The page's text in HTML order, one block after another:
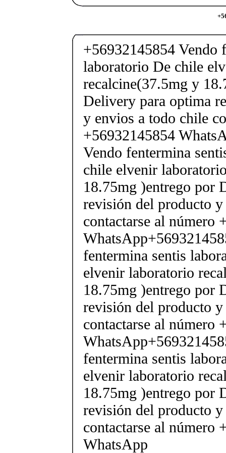
+56932145854 Vendo
laboratorio De chile
recalcine(37.5mg y
Delivery para optima
y envios a todo chile
+56932145854
Vendo fentermina
chile elvenir
18.75mg )entrego por
revisión del producto
contactarse al número
fentermina sentis
elvenir laboratorio
18.75mg )entrego por
revisión del producto
contactarse al número
fentermina sentis
elvenir laboratorio
18.75mg )entrego por
revisión del producto
contactarse al número
WhatsApp